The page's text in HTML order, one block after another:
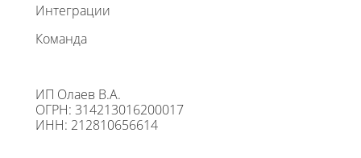
Интеграции
Команда
ИП Олаев В.А.
ОГРН: 314213016200017
ИНН: 212810656614